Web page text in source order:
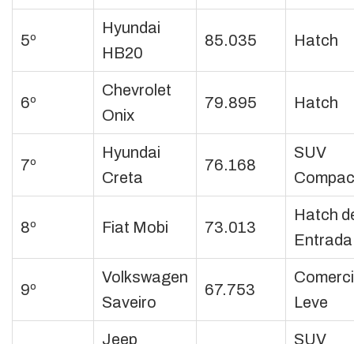
5º
Hyundai
HB20
85.035 Hatch
6º
Chevrolet
Onix
79.895 Hatch
7º
Hyundai
Creta
76.168
SUV
8º Fiat Mobi 73.013
Hatch
Entrada
9º
Volkswagen
Saveiro
67.753
Leve
Jeep
SUV